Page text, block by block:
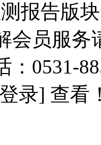
报告版
会员服务
：0531-
录] 查看